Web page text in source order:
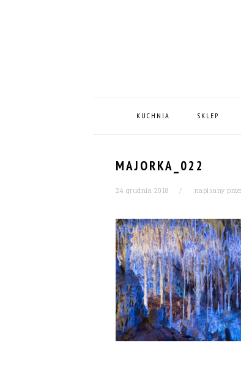
KUCHNIA SKLEP
MAJORKA_022
24 grudnia 2018 napisany